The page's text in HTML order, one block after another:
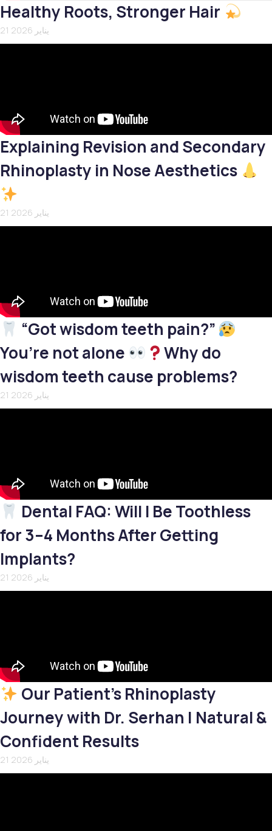
Healthy Roots, Stronger Hair
21 يناير 2026
Explaining Revision and Secondary
Rhinoplasty in Nose Aesthetics
21 يناير 2026
“Got wisdom teeth pain?”
You’re not alone
Why do
wisdom teeth cause problems?
21 يناير 2026
Dental FAQ: Will I Be Toothless
for 3–4 Months After Getting
Implants?
21 يناير 2026
Our Patient’s Rhinoplasty
Journey with Dr. Serhan | Natural &
Confident Results
21 يناير 2026